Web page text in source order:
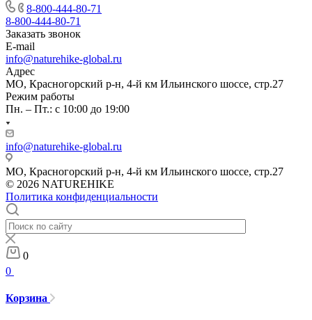
8-800-444-80-71
8-800-444-80-71
Заказать звонок
E-mail
info@naturehike-global.ru
Адрес
МО, Красногорский р-н, 4-й км Ильинского шоссе, стр.27
Режим работы
Пн. – Пт.: с 10:00 до 19:00
info@naturehike-global.ru
МО, Красногорский р-н, 4-й км Ильинского шоссе, стр.27
© 2026 NATUREHIKE
Политика конфиденциальности
0
0
Корзина